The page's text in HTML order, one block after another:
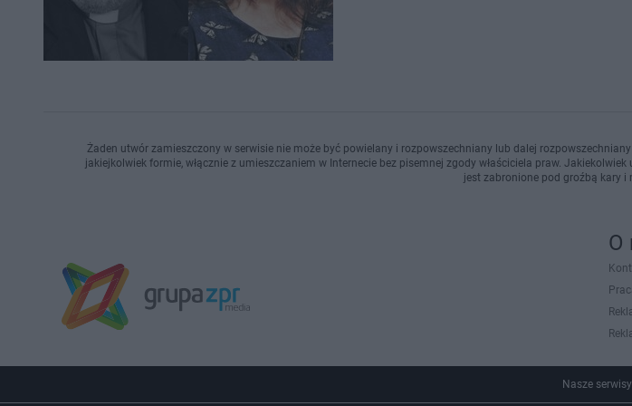
Żaden utwór zamieszczony w serwisie nie może być powielany i rozpowszechniany lub dalej
jakiejkolwiek formie, włącznie z umieszczaniem w Internecie bez pisemnej zgody właściciela praw.
jest zabronione pod groźbą kary i
O
Nasze serwisy